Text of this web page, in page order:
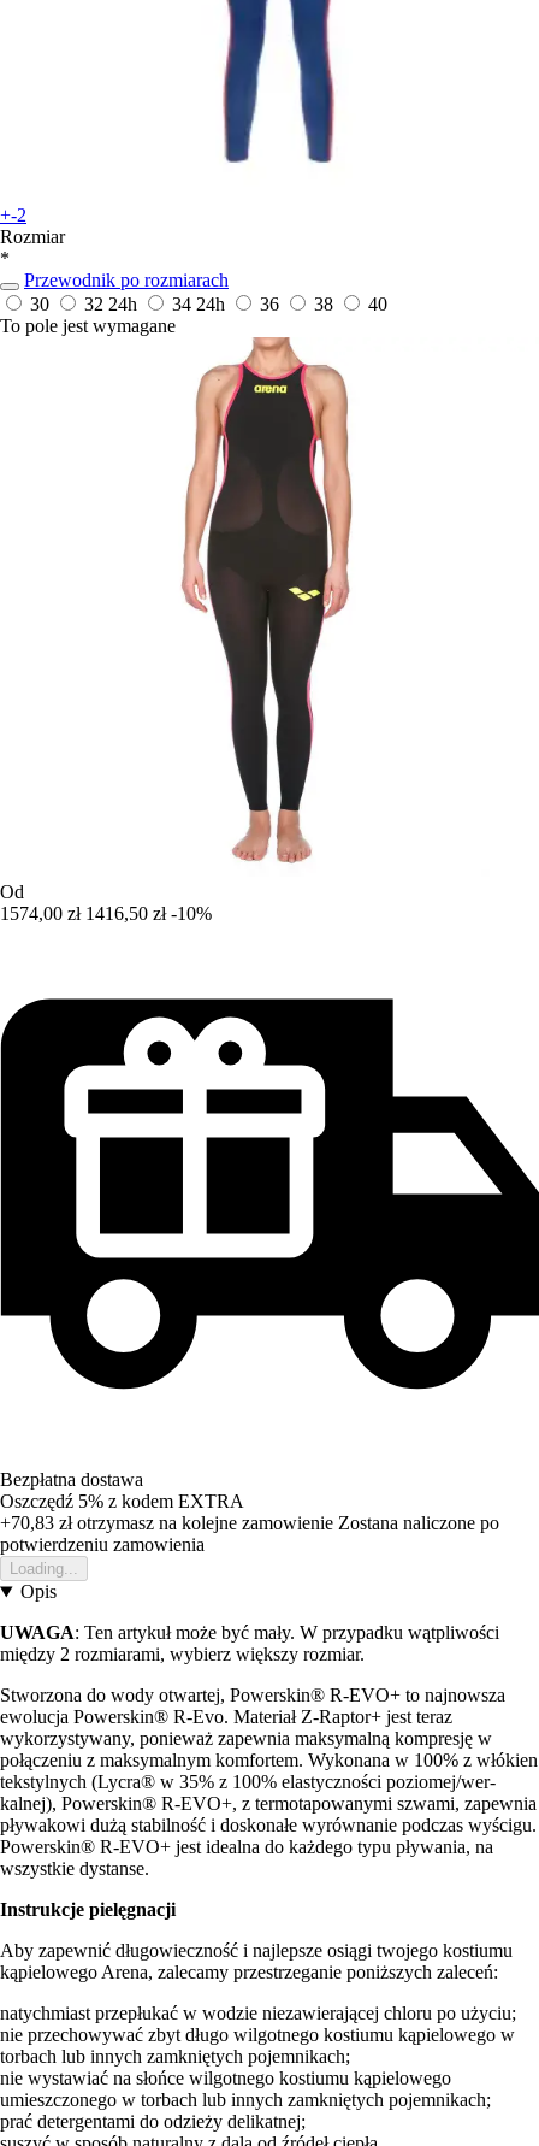
+-2
Rozmiar
*
Przewodnik po rozmiarach
30
32 24h 34 24h 36 38
40
To pole jest wymagane
Od
1574,00 zł 1416,50 zł -10%
Bezpłatna dostawa
Oszczędź 5% z kodem EXTRA
+70,83 złotrzymasz na kolejne zamowienie Zostana naliczone po
potwierdzeniu zamowienia
Loading...
Opis
UWAGA: Ten artykuł może być mały. W przypadku wątpliwości
między 2 rozmiarami, wybierz większy rozmiar.
Stworzona do wody otwartej, Powerskin® R-EVO+ to najnowsza
ewolucja Powerskin® R-Evo. Materiał Z-Raptor+ jest teraz
wykorzystywany, ponieważ zapewnia maksymalną kompresję w
połączeniu z maksymalnym komfortem. Wykonana w 100% z włókien
tekstylnych (Lycra® w 35% z 100% elastyczności poziomej/wer-
kalnej), Powerskin® R-EVO+, z termotapowanymi szwami, zapewnia
pływakowi dużą stabilność i doskonałe wyrównanie podczas wyścigu.
Powerskin® R-EVO+ jest idealna do każdego typu pływania, na
wszystkie dystanse.
Instrukcje pielęgnacji
Aby zapewnić długowieczność i najlepsze osiągi twojego kostiumu
kąpielowego Arena, zalecamy przestrzeganie poniższych zaleceń:
natychmiast przepłukać w wodzie niezawierającej chloru po użyciu;
nie przechowywać zbyt długo wilgotnego kostiumu kąpielowego w
torbach lub innych zamkniętych pojemnikach;
nie wystawiać na słońce wilgotnego kostiumu kąpielowego
umieszczonego w torbach lub innych zamkniętych pojemnikach;
prać detergentami do odzieży delikatnej;